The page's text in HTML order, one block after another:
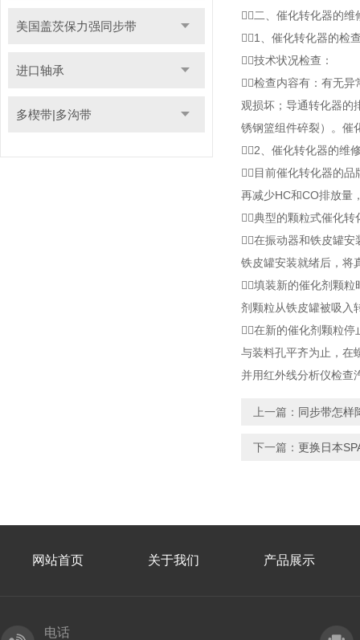
美国盖茨保力强同步带
进口轴承
多楔带|多沟带
二、催化转化器的维
1、催化转化器的检
技术状况检查：
检查内容有：有无
观损坏；导通转化器的
锈钢篮组件碎裂）。催
2、催化转化器的维
目前催化转化器的
再减少HC和CO排放量
典型的颗粒式催化转
在振动器和铁皮罐安
铁皮罐安装就绪后，将
填装新的催化剂颗
剂颗粒从铁皮罐被吸入
在新的催化剂颗粒
与装料孔平齐为止，在
并用红外线分析仪检查
上一篇： 同步带怎样
下一篇： 更换日本
网站首页 关于我们 产品展示
电话